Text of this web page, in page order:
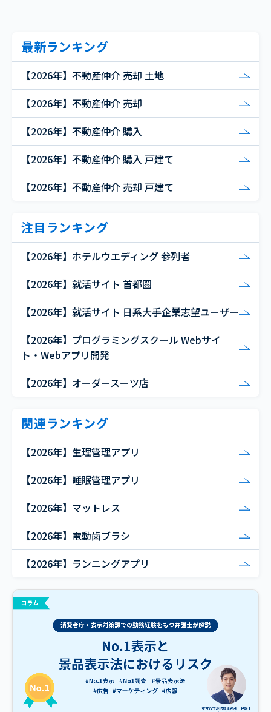
最新ランキング
【2026年】不動産仲介 売却 土地
【2026年】不動産仲介 売却
【2026年】不動産仲介 購入
【2026年】不動産仲介 購入 戸建て
【2026年】不動産仲介 売却 戸建て
注目ランキング
【2026年】ホテルウエディング 参列者
【2026年】就活サイト 首都圏
【2026年】就活サイト 日系大手企業志望ユーザー
【2026年】プログラミングスクール Webサイ
ト・Webアプリ開発
【2026年】オーダースーツ店
関連ランキング
【2026年】生理管理アプリ
【2026年】睡眠管理アプリ
【2026年】マットレス
【2026年】電動歯ブラシ
【2026年】ランニングアプリ